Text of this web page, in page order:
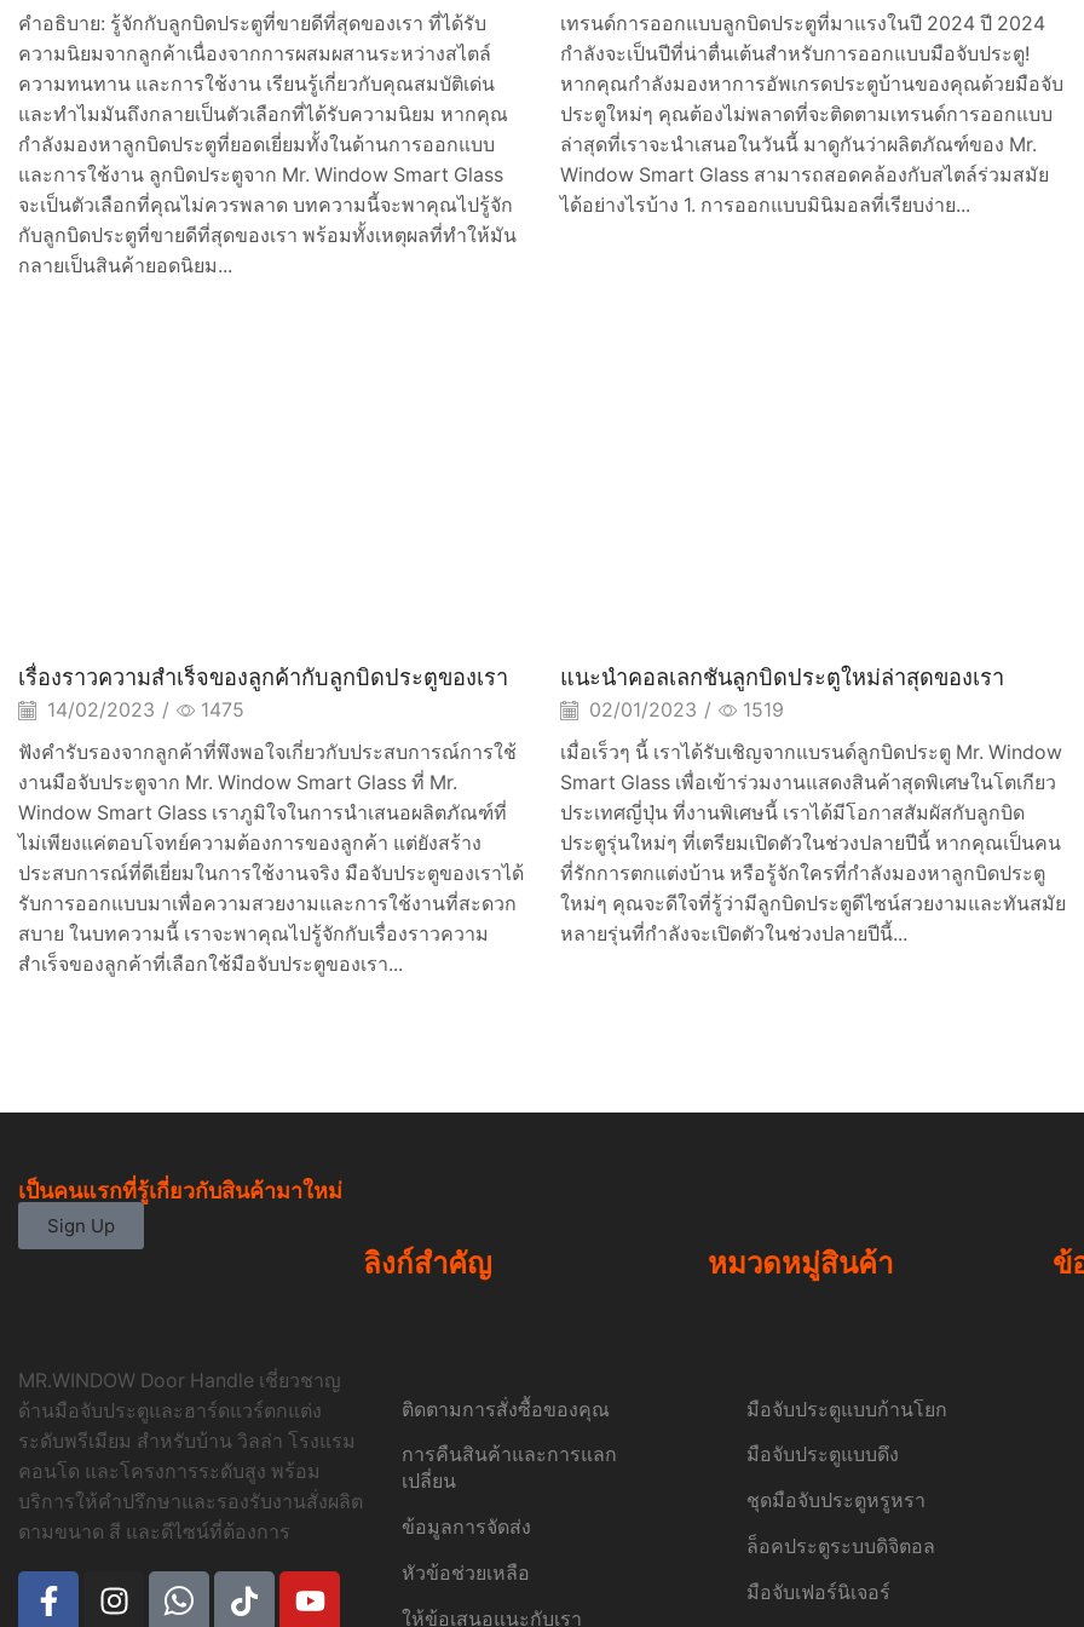
คำอธิบาย: รู้จักกับลูกบิดประตูที่ขายดีที่สุดของเรา ที่ได้รับ
ความนิยมจากลูกค้าเนื่องจากการผสมผสานระหว่างสไตล์
ความทนทาน และการใช้งาน เรียนรู้เกี่ยวกับคุณสมบัติเด่น
และทำไมมันถึงกลายเป็นตัวเลือกที่ได้รับความนิยม หากคุณ
กำลังมองหาลูกบิดประตูที่ยอดเยี่ยมทั้งในด้านการออกแบบ
และการใช้งาน ลูกบิดประตูจาก Mr. Window Smart Glass
จะเป็นตัวเลือกที่คุณไม่ควรพลาด บทความนี้จะพาคุณไปรู้จัก
กับลูกบิดประตูที่ขายดีที่สุดของเรา พร้อมทั้งเหตุผลที่ทำให้มัน
กลายเป็นสินค้ายอดนิยม...
เทรนด์การออกแบบลูกบิดประตูที่มาแรงในปี 2024 ปี 2024
กำลังจะเป็นปีที่น่าตื่นเต้นสำหรับการออกแบบมือจับประตู!
หากคุณกำลังมองหาการอัพเกรดประตูบ้านของคุณด้วยมือจับ
ประตูใหม่ๆ คุณต้องไม่พลาดที่จะติดตามเทรนด์การออกแบบ
ล่าสุดที่เราจะนำเสนอในวันนี้ มาดูกันว่าผลิตภัณฑ์ของ Mr.
Window Smart Glass สามารถสอดคล้องกับสไตล์ร่วมสมัย
ได้อย่างไรบ้าง 1. การออกแบบมินิมอลที่เรียบง่าย...
เรื่องราวความสำเร็จของลูกค้ากับลูกบิดประตูของเรา
14/02/2023 /
1475
ฟังคำรับรองจากลูกค้าที่พึงพอใจเกี่ยวกับประสบการณ์การใช้
งานมือจับประตูจาก Mr. Window Smart Glass ที่ Mr.
Window Smart Glass เราภูมิใจในการนำเสนอผลิตภัณฑ์ที่
ไม่เพียงแค่ตอบโจทย์ความต้องการของลูกค้า แต่ยังสร้าง
ประสบการณ์ที่ดีเยี่ยมในการใช้งานจริง มือจับประตูของเราได้
รับการออกแบบมาเพื่อความสวยงามและการใช้งานที่สะดวก
สบาย ในบทความนี้ เราจะพาคุณไปรู้จักกับเรื่องราวความ
สำเร็จของลูกค้าที่เลือกใช้มือจับประตูของเรา...
แนะนำคอลเลกชันลูกบิดประตูใหม่ล่าสุดของเรา
02/01/2023 /
1519
เมื่อเร็วๆ นี้ เราได้รับเชิญจากแบรนด์ลูกบิดประตู Mr. Window
Smart Glass เพื่อเข้าร่วมงานแสดงสินค้าสุดพิเศษในโตเกียว
ประเทศญี่ปุ่น ที่งานพิเศษนี้ เราได้มีโอกาสสัมผัสกับลูกบิด
ประตูรุ่นใหม่ๆ ที่เตรียมเปิดตัวในช่วงปลายปีนี้ หากคุณเป็นคน
ที่รักการตกแต่งบ้าน หรือรู้จักใครที่กำลังมองหาลูกบิดประตู
ใหม่ๆ คุณจะดีใจที่รู้ว่ามีลูกบิดประตูดีไซน์สวยงามและทันสมัย
หลายรุ่นที่กำลังจะเปิดตัวในช่วงปลายปีนี้...
เป็นคนแรกที่รู้เกี่ยวกับสินค้ามาใหม่
Sign Up
MR.WINDOW Door Handle เชี่ยวชาญ
ด้านมือจับประตูและฮาร์ดแวร์ตกแต่ง
ระดับพรีเมียม สำหรับบ้าน วิลล่า โรงแรม
คอนโด และโครงการระดับสูง พร้อม
บริการให้คำปรึกษาและรองรับงานสั่งผลิต
ตามขนาด สี และดีไซน์ที่ต้องการ
ลิงก์สำคัญ
ติดตามการสั่งซื้อของคุณ
การคืนสินค้าและการแลก
เปลี่ยน
ข้อมูลการจัดส่ง
หัวข้อช่วยเหลือ
ให้ข้อเสนอแนะกับเรา
หมวดหมู่สินค้า
มือจับประตูแบบก้านโยก
มือจับประตูแบบดึง
ชุดมือจับประตูหรูหรา
ล็อคประตูระบบดิจิตอล
มือจับเฟอร์นิเจอร์
ข้